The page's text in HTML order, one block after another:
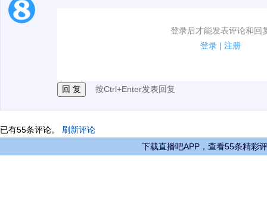
登录后才能发表评论和回
登录 | 注册
1.电脑端新用户可以发表评论了！
按Ctrl+Enter发表回复
已有55条评论。 刷新评论
下载直播吧APP，查看55条精彩